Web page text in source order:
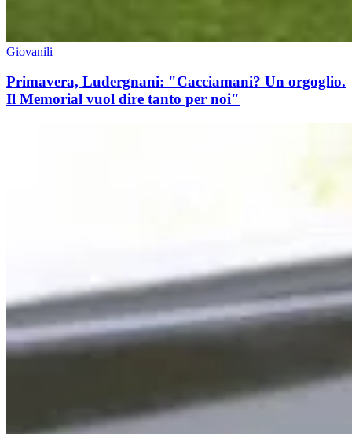
Giovanili
Primavera, Ludergnani: "Cacciamani? Un orgoglio.
Il Memorial vuol dire tanto per noi"